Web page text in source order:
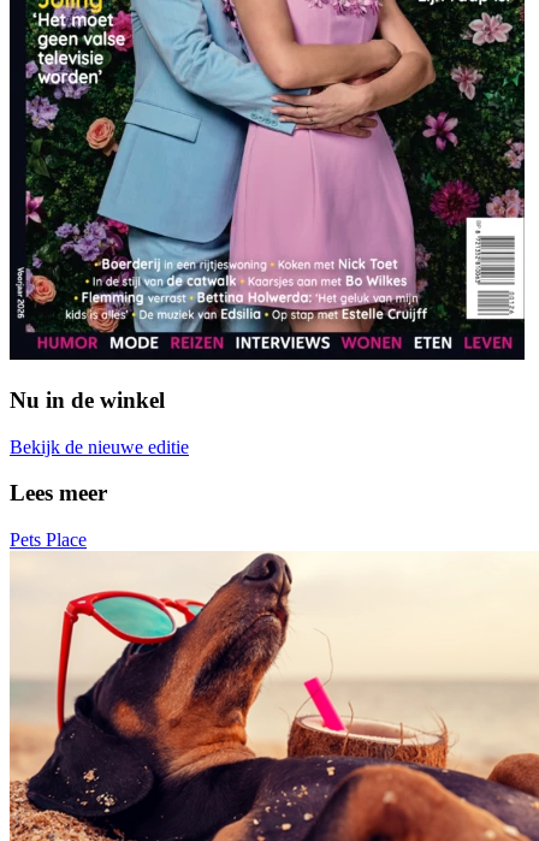
Nu in de winkel
Bekijk de nieuwe editie
Lees meer
Pets Place